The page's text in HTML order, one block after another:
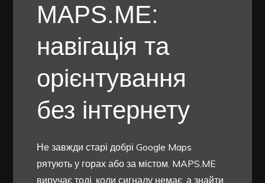
MAPS.ME:
навігація та
орієнтування
без інтернету
Не завжди старі добрі Google Maps
рятують у горах або за містом. MAPS.ME
виручає тоді, коли сигналу немає, а знайти